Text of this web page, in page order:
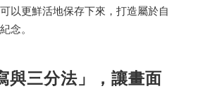
以更鮮活地保存下來，打造屬於自
念。
與三分法」，讓畫面